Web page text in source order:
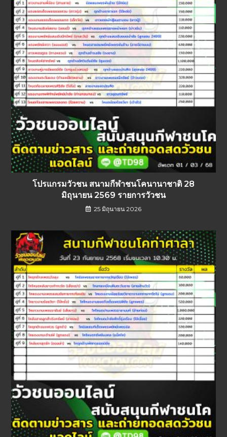
โปรแกรมวัวชน สนามกีฬาชนโคนานาชาติ 28
มิถุนายน 2569 รายการวัวชน
25 มิถุนายน 2026